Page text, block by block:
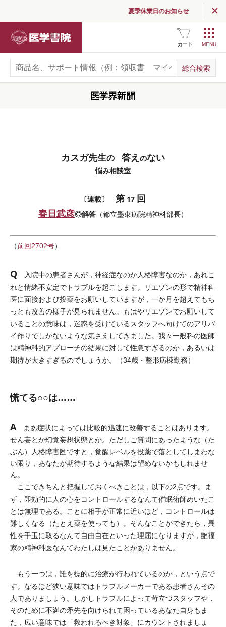
夏季休業日のお知らせ
カート
カスガ先生の 答え のない
悩み相談室
〔連載〕 第 17 回
春日武彦◎解答 （都立墨東病院精神科部長）
（前回2702号）
Q 入院中の患者さんが，神経症なのか人格障害なのか，あれこ
れと情緒不安定でトラブルを起こします。リエゾンの形で精神科
医に面接および投薬をお願いしていますが，一か月を超えてもち
っとも改善の様子が見られません。もはやリエゾンでお願いして
いることの意味は，迷惑を受けているスタッフへ向けてのアリバ
イ作りでしかないような気さえしてきました。我々一般科の医師
は精神科的アプローチの結果に対して性急すぎるのか，あるいは
期待が大きすぎるのでしょうか。（34歳・整形病棟勤務）
慌てる○○は……
A まあ症状によっては比較的迅速に改善することはあります。
せん妄とか幻覚妄想状態とか。ただしご質問にあったような（た
ぶん）人格障害圏ですと，覚醒レベルを投薬で落としてしまわな
い限り，あなたが期待するような結果は望めないかもしれませ
ん。
ここできちんと把握しておくべきことは，以下の2点です。ま
ず，即効的に人の心をコントロールするなんて催眠術師めいたこ
とは無理である。ことに相手が正常に近いほど，コントロールは
難しくなる（たとえ薬を使っても）。そんなことができたら，異
性を手玉に取るなんて自由自在といった理屈になりますが，艶福
家の精神科医なんてわたしは見たことがありません。
もう一つは，誰を標的に治療が行われているのか，という点で
す。なるほど狭い意味ではトラブルメーカーである患者さんその
人でありましょう。しかしトラブルによって苛立つスタッフや，
そのために不満の矛先を向けられて困っているあなた自身もま
た，広い意味では「救われるべき対象」にカウントされましょ